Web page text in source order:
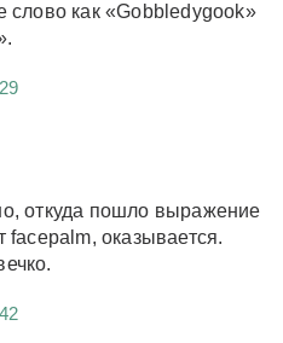
слово как «Gobbledygook»
откуда пошло выражение
facepalm, оказывается.